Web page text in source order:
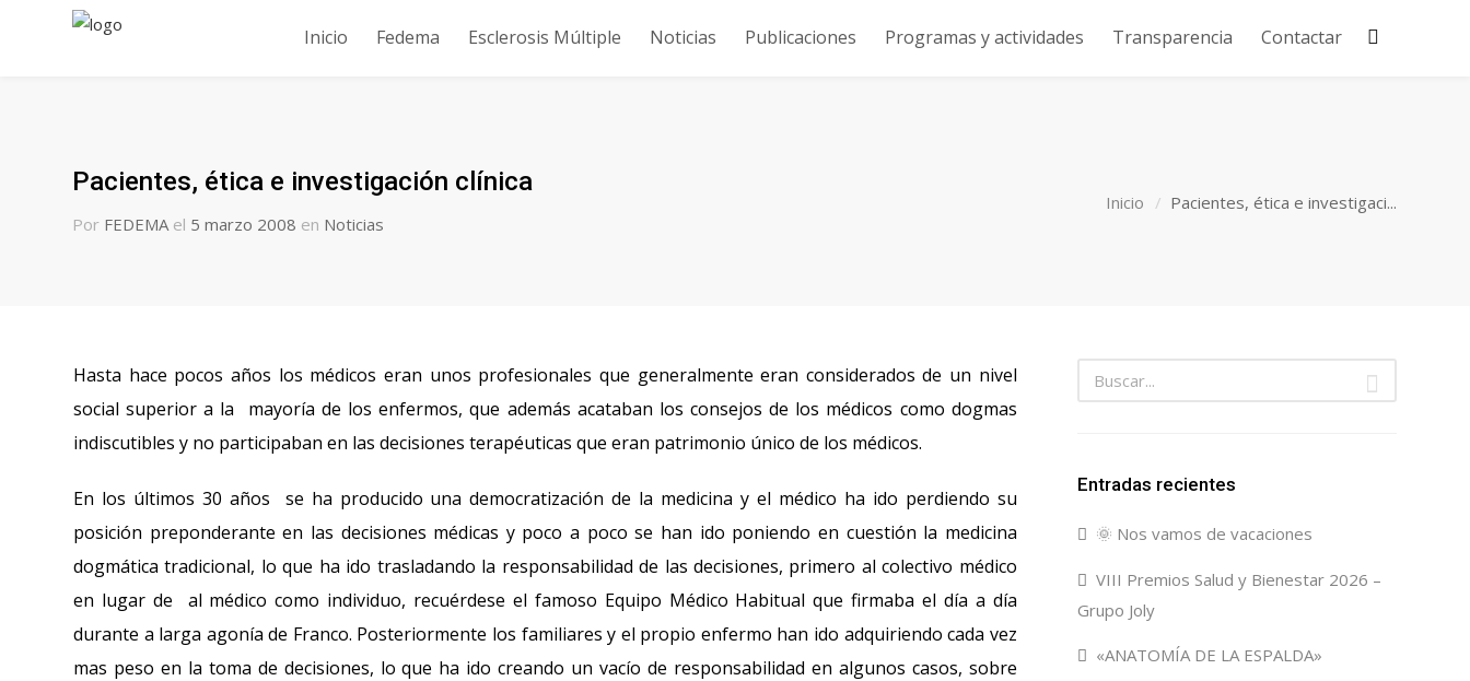
Inicio Fedema Esclerosis Múltiple Noticias Publicaciones Programas y actividades Transparencia Contactar
Pacientes, ética e investigación clínica
Por FEDEMA el 5 marzo 2008 en Noticias
Inicio Pacientes, ética e investigaci...
Hasta hace pocos años los médicos eran unos profesionales que generalmente eran considerados de un nivel
social superior a la mayoría de los enfermos, que además acataban los consejos de los médicos como dogmas
indiscutibles y no participaban en las decisiones terapéuticas que eran patrimonio único de los médicos.
En los últimos 30 años se ha producido una democratización de la medicina y el médico ha ido perdiendo su
posición preponderante en las decisiones médicas y poco a poco se han ido poniendo en cuestión la medicina
dogmática tradicional, lo que ha ido trasladando la responsabilidad de las decisiones, primero al colectivo médico
en lugar de al médico como individuo, recuérdese el famoso Equipo Médico Habitual que firmaba el día a día
durante a larga agonía de Franco. Posteriormente los familiares y el propio enfermo han ido adquiriendo cada vez
mas peso en la toma de decisiones, lo que ha ido creando un vacío de responsabilidad en algunos casos, sobre
Entradas recientes
🌞 Nos vamos de vacaciones
VIII Premios Salud y Bienestar 2026 –
Grupo Joly
«ANATOMÍA DE LA ESPALDA»